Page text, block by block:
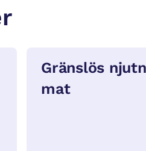
Gränslös
mat